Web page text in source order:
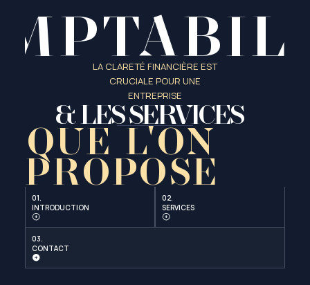
LA CLARETÉ FINANCIÈRE EST
CRUCIALE POUR UNE
ENTREPRISE
& LES SERVICES
QUE L'ON
PROPOSE
01.
INTRODUCTION
02.
SERVICES
03.
CONTACT